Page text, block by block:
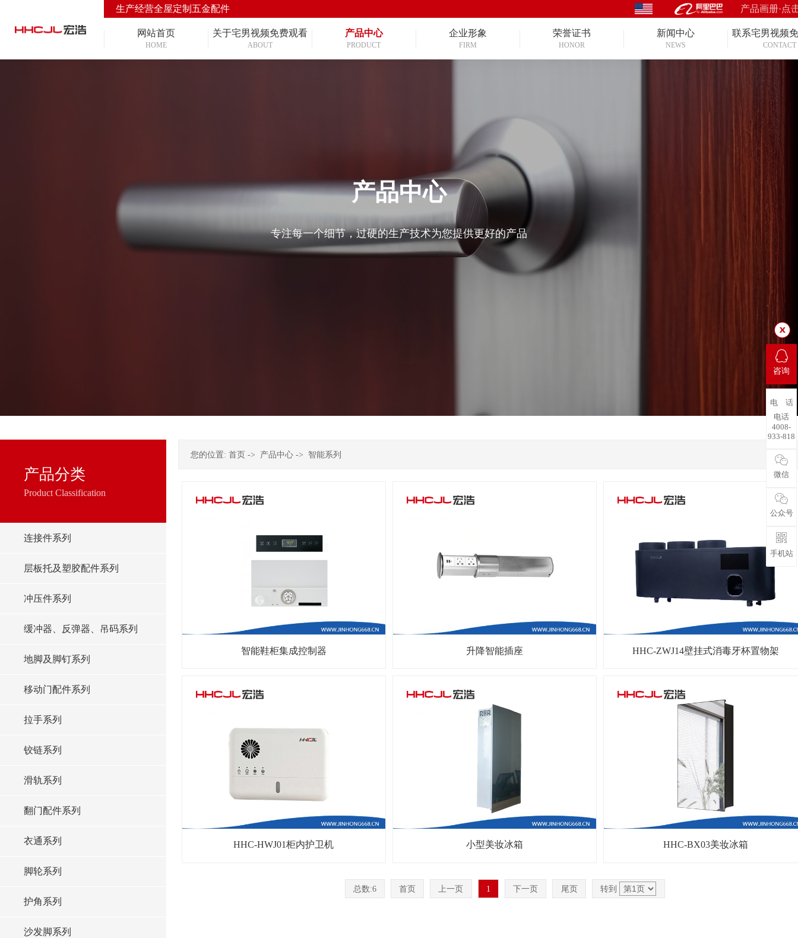
生产经营全屋定制五金配件 产品画册·点
网站首页
HOME
关于宅男视频免费观看
ABOUT
产品中心
PRODUCT
企业形象
FIRM
荣誉证书
HONOR
新闻中心
NEWS
联系宅男视频
CONTACT
产品中心
专注每一个细节，过硬的生产技术为您提供更好的产品
产品分类
Product Classification
连接件系列
层板托及塑胶配件系列
冲压件系列
缓冲器、反弹器、吊码系列
地脚及脚钉系列
移动门配件系列
拉手系列
铰链系列
滑轨系列
翻门配件系列
衣通系列
脚轮系列
护角系列
沙发脚系列
您的位置: 首页 -> 产品中心 -> 智能系列
智能鞋柜集成控制器 升降智能插座 HHC-ZWJ14壁挂式消毒牙杯置物架
HHC-HWJ01柜内护卫机 小型美妆冰箱 HHC-BX03美妆冰箱
总数:6 首页 上一页 1 下一页 尾页 转到
咨询
电 话
电话
4008-
933-818
微信
公众号
手机站